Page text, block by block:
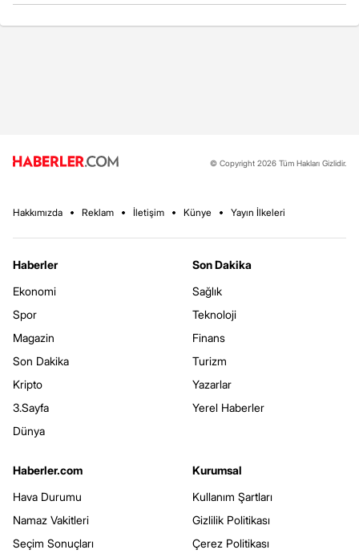
© Copyright 2026 Tüm Hakları Gizlidir.
Hakkımızda Reklam İletişim Künye Yayın İlkeleri
Haberler
Ekonomi
Spor
Magazin
Son Dakika
Kripto
3.Sayfa
Dünya
Son Dakika
Sağlık
Teknoloji
Finans
Turizm
Yazarlar
Yerel Haberler
Haberler.com
Hava Durumu
Namaz Vakitleri
Seçim Sonuçları
Kurumsal
Kullanım Şartları
Gizlilik Politikası
Çerez Politikası